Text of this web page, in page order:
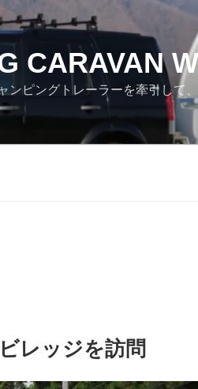
CARAVAN
ンピングトレーラーを牽引して
レッジを訪問